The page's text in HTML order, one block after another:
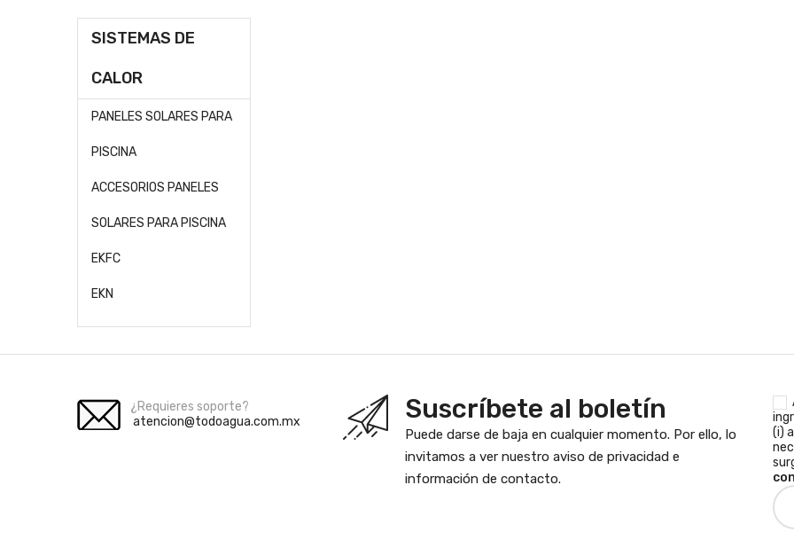
SISTEMAS DE
CALOR
PANELES SOLARES PARA
PISCINA
ACCESORIOS PANELES
SOLARES PARA PISCINA
EKFC
EKN
¿Requieres soporte?
atencion@todoagua.com.mx
Suscríbete al boletín
Puede darse de baja en cualquier momento. Por ello, lo
invitamos a ver nuestro aviso de privacidad e
información de contacto.
(i)